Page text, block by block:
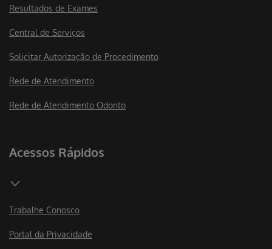
Resultados de Exames
Central de Serviços
Solicitar Autorização de Procedimento
Rede de Atendimento
Rede de Atendimento Odonto
Acessos Rápidos
Trabalhe Conosco
Portal da Privacidade